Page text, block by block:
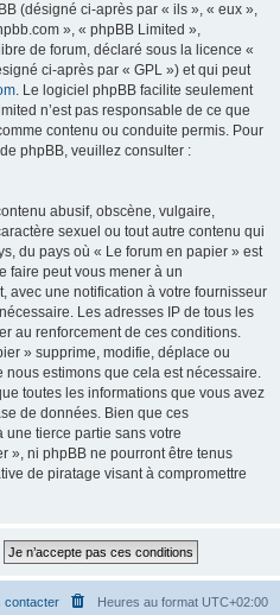
(désigné ci-après par « ils », « eux »,
», « phpBB Limited »,
de forum, déclaré sous la licence «
ci-après par « GPL ») et qui peut
. Le logiciel phpBB facilite seulement
n’est pas responsable de ce que
contenu ou conduite permis. Pour
phpBB, veuillez consulter :
abusif, obscène, vulgaire,
sexuel ou tout autre contenu qui
du pays où « Le forum en papier » est
faire peut vous mener à un
avec une notification à votre fournisseur
Les adresses IP de tous les
au renforcement de ces conditions.
» supprime, modifie, déplace ou
estimons que cela est nécessaire.
toutes les informations que vous avez
de données. Bien que ces
tierce partie sans votre
», ni phpBB ne pourront être tenus
de piratage visant à compromettre
Heures au format UTC+02:00
contacter